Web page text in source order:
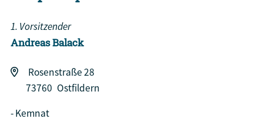
1. Vorsitzender
AndreasBalack
Kemnat
Rosenstraße 28
73760 Ostfildern